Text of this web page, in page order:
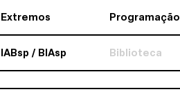
Extremos Programação
IABsp / BIAsp Biblioteca